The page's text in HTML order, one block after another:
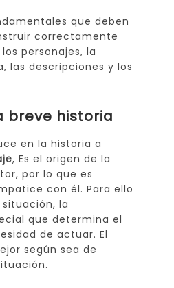
que deben
correctamente
personajes, la
las descripciones y los
breve historia
en la historia a
, Es el origen de la
por lo que es
con él. Para ello
la
que determina el
de actuar. El
según sea de